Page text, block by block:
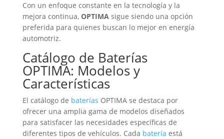
Con un enfoque constante en la tecnología y la
mejora continua, OPTIMAsigue siendo una opción
preferida para quienes buscan lo mejor en energía
automotriz.
Catálogo de Baterías
OPTIMA: Modelos y
Características
El catálogo de baterías OPTIMA se destaca por
ofrecer una amplia gama de modelos diseñados
para satisfacer las necesidades específicas de
diferentes tipos de vehículos. Cada batería está